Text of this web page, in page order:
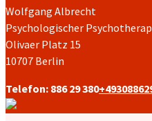
Wolfgang Albrecht
Psychologischer
Olivaer Platz 15
10707 Berlin
Telefon: 886 29 380